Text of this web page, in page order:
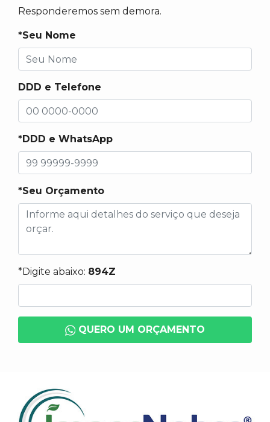
Responderemos sem demora.
*Seu Nome
DDD e Telefone
*DDD e WhatsApp
*Seu Orçamento
*Digite abaixo: 894Z
QUERO UM ORÇAMENTO